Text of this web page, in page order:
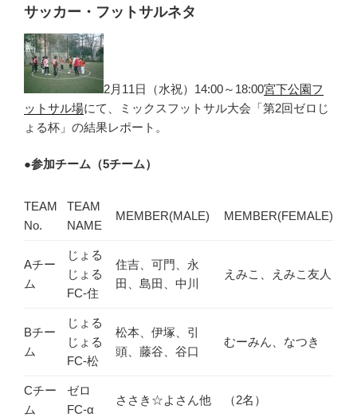
サッカー・フットサルネタ
2月11日（水祝）14:00～18:00宮下公園フ
ットサル場にて、ミックスフットサル大会「第2回ゼロじ
ょる杯」の結果レポート。
●参加チーム（5チーム）
TEAM
No.
TEAM
NAME
MEMBER(MALE) MEMBER(FEMALE)
Aチー
ム
じょる
じょる
FC-住
住吉、可門、永
田、島田、中川
えみこ、えみこ友人
Bチー
ム
じょる
じょる
FC-松
松本、伊塚、引
頭、藤谷、谷口
むーみん、なつき
Cチー
ム
ゼロ
FC-α
ささき☆よさん他 （2名）